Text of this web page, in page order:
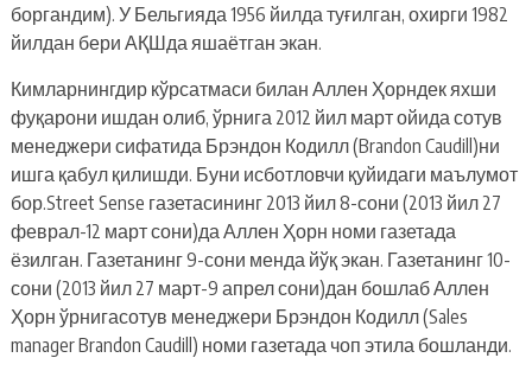
боргандим). У Бельгияда 1956 йилда туғилган, охирги 1982
йилдан бери АҚШда яшаётган экан.
Кимларнингдир кўрсатмаси билан Аллен Ҳорндек яхши
фуқарони ишдан олиб, ўрнига 2012 йил март ойида сотув
менеджери сифатида Брэндон Кодилл (Brandon Caudill)ни
ишга қабул қилишди. Буни исботловчи қуйидаги маълумот
бор.Street Sense газетасининг 2013 йил 8-сони (2013 йил 27
феврал-12 март сони)да Аллен Ҳорн номи газетада
ёзилган. Газетанинг 9-сони менда йўқ экан. Газетанинг 10-
сони (2013 йил 27 март-9 апрел сони)дан бошлаб Аллен
Ҳорн ўрнигасотув менеджери Брэндон Кодилл (Sales
manager Brandon Caudill) номи газетада чоп этила бошланди.